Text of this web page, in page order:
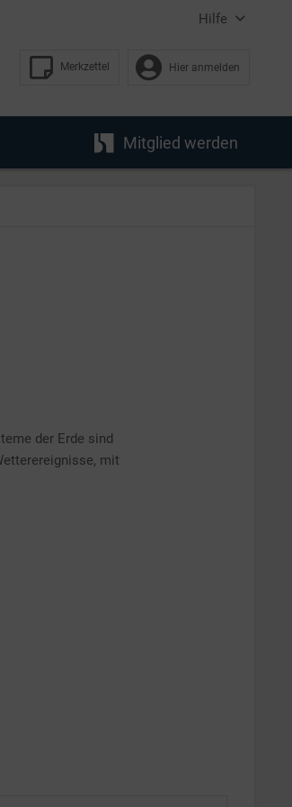
Hilfe
Merkzettel Hier anmelden
Mitglied werden
der Erde sind
mit